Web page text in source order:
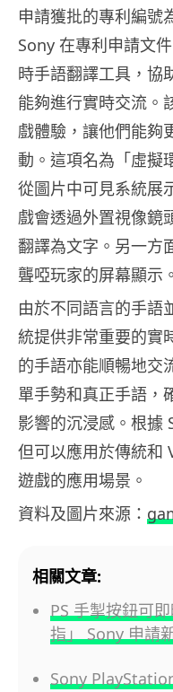
申請獲批的專利編號
Sony 在專利申請文
時手語翻譯工具，協
能夠進行實時交流。
戲體驗，讓他們能夠
動。這項名為「虛擬
從圖片中可見系統展
戲會透過外置視像鏡
翻譯為文字。另一方
聾啞玩家的屏幕顯示。
由於不同語言的手語
統提供非常重要的實
的手語亦能順暢地交
單手勢和真正手語，
影響的沉浸感。根據
但可以應用於傳統和
遊戲的應用場景。
資料及圖片來源：
相關文章:
PS 手掣按鈕可
指」 Sony 申請
Sony